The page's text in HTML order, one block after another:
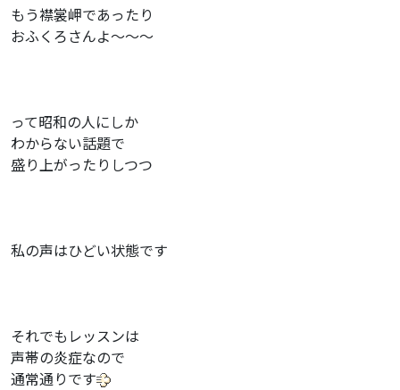
もう襟裳岬であったり
おふくろさんよ〜〜〜
って昭和の人にしか
わからない話題で
盛り上がったりしつつ
私の声はひどい状態です
それでもレッスンは
声帯の炎症なので
通常通りです